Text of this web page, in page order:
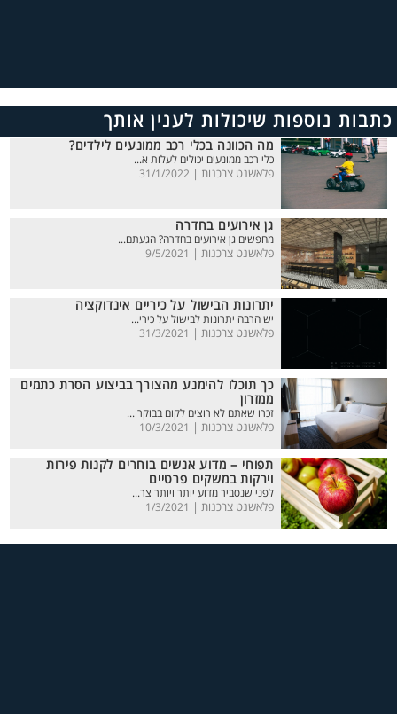
כתבות נוספות שיכולות לענין אותך
מה הכוונה בכלי רכב ממונעים לילדים?
כלי רכב ממונעים יכולים לעלות א...
פלאשנט צרכנות | 31/1/2022
גן אירועים בחדרה
מחפשים גן אירועים בחדרה? הגעתם...
פלאשנט צרכנות | 9/5/2021
יתרונות הבישול על כיריים אינדוקציה
יש הרבה יתרונות לבישול על כירי...
פלאשנט צרכנות | 31/3/2021
כך תוכלו להימנע מהצורך בביצוע הסרת כתמים
ממזרון
זכרו שאתם לא רוצים לקום בבוקר ...
פלאשנט צרכנות | 10/3/2021
תפוחי – מדוע אנשים בוחרים לקנות פירות
וירקות במשקים פרטיים
לפני שנסביר מדוע יותר ויותר צר...
פלאשנט צרכנות | 1/3/2021